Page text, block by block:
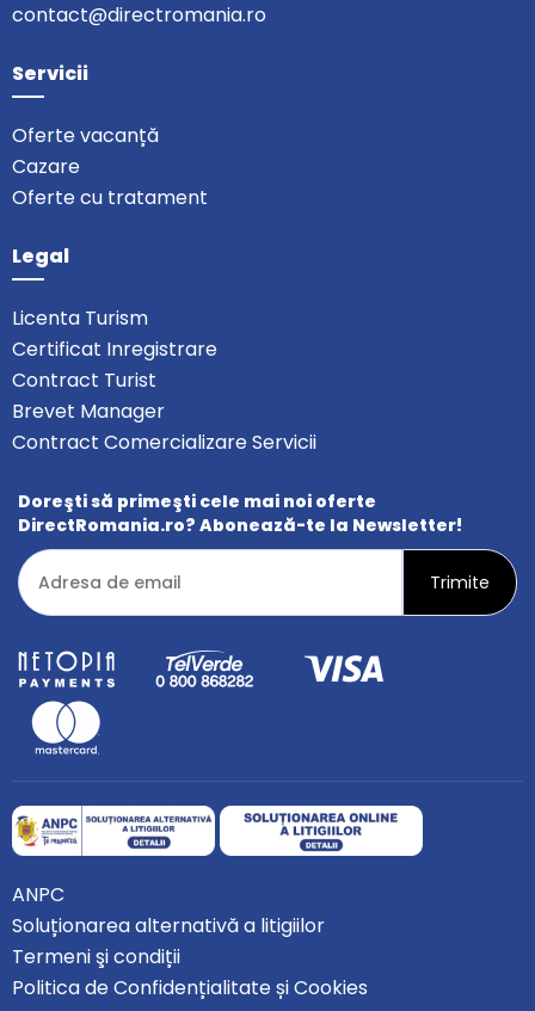
contact@directromania.ro
Servicii
Oferte vacanță
Cazare
Oferte cu tratament
Legal
Licenta Turism
Certificat Inregistrare
Contract Turist
Brevet Manager
Contract Comercializare Servicii
Doreşti să primeşti cele mai noi oferte
DirectRomania.ro? Abonează-te la Newsletter!
ANPC
Soluționarea alternativă a litigiilor
Termeni şi condiții
Politica de Confidențialitate și Cookies